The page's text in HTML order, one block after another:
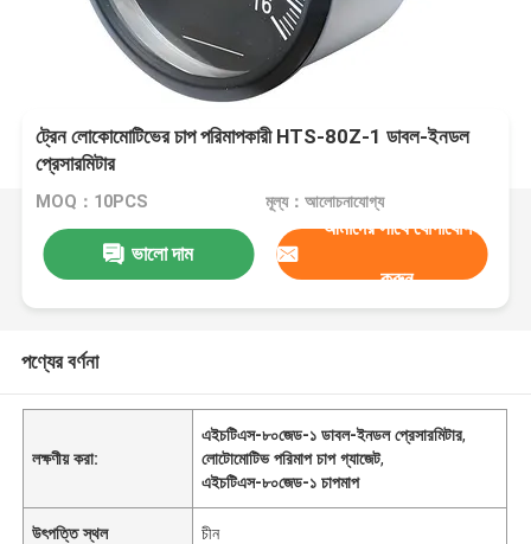
ট্রেন লোকোমোটিভের চাপ পরিমাপকারী HTS-80Z-1 ডাবল-ইনডল
প্রেসারমিটার
MOQ：10PCS মূল্য：আলোচনাযোগ্য
ভালো দাম
আমাদের সাথে যোগাযোগ
করুন
পণ্যের বর্ণনা
লক্ষণীয় করা:
এইচটিএস-৮০জেড-১ ডাবল-ইনডল প্রেসারমিটার,
লোটোমোটিভ পরিমাপ চাপ গ্যাজেট,
এইচটিএস-৮০জেড-১ চাপমাপ
উৎপত্তি স্থল চীন